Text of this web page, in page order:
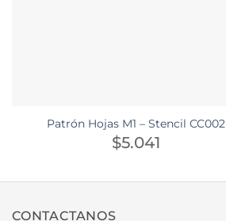
Patrón Hojas M1 – Stencil CC002
$5.041
CONTACTANOS